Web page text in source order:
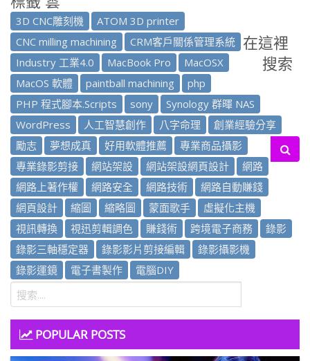
3D CNC雕刻機
ATOM 3D printer
CNC milling machining
CRM客戶關係管理系統
Industry 工業4.0
MacBook Pro
MacOSX
MacOS 軟體
paintball machining
php
PHP 程式腳本.Scripts
sony
Synology 群暉 NAS
WordPress
人工智慧創作 八字命理
創業經驗分享
勵志
夢想成真 好用軟體推薦
專業商品攝影
專業錄影剪接
網站架設 網站架設網頁設計
網路
網路上著作權
網路安全 網路技術
網路自動賺錢
網頁設計
縮圖 縮略圖 蒙面歌手
虛擬化主機
視訊轉換
視迅剪輯調色 賺錢術 跨境電子商務
錄影
錄影三軸穩定器
錄影影片剪接編輯
錄影攝影機
錄影運鏡
電子書製作 電腦DIY
在這裡
搜索
POPULAR POSTS